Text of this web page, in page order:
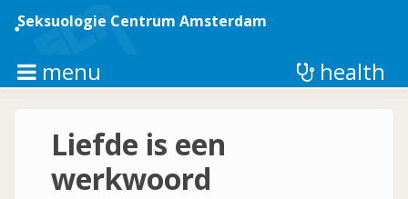
naar
gaan
Seksuologie Centrum Amsterdam
menu health
Liefde is een
werkwoord